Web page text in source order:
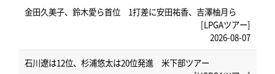
金田久美子、鈴木愛ら首位 1打差に安田祐香、吉澤柚月ら
[LPGAツアー]
2026-08-07
石川遼は12位、杉浦悠太は20位発進 米下部ツアー